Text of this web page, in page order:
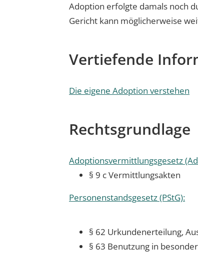
Adoption erfolgte damals noch
Gericht kann möglicherweise
Vertiefende
Die eigene Adoption verstehen
Rechtsgrundlage
Adoptionsvermittlungsgesetz
§ 9 c Vermittlungsakten
Personenstandsgesetz (PStG):
§ 62 Urkundenerteilung,
§ 63 Benutzung in